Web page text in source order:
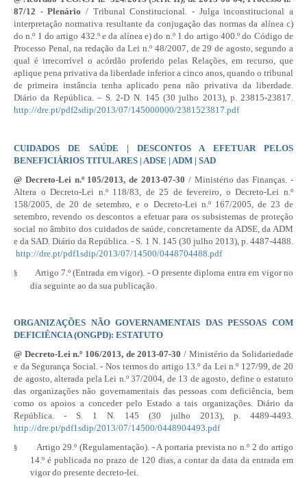
87/12 - Plenário / Tribunal Constitucional. - Julga inconstitucional a
interpretação normativa resultante da conjugação das normas da alínea c)
do n.º 1 do artigo 432.º e da alínea e) do n.º 1 do artigo 400.º do Código de
Processo Penal, na redação daLei n.º 48/2007, de 29 de agosto, segundo a
qual é irrecorrível o acórdão proferido pelas Relações, em recurso, que
aplique pena privativa da liberdade inferior a cinco anos, quando o tribunal
de primeira instância tenha aplicado pena não privativa da liberdade.
Diário da República. – S. 2-D N. 145 (30 julho 2013), p. 23815-23817.
http://dre.pt/pdf2sdip/2013/07/145000000/2381523817.pdf
CUIDADOS DE SAÚDE | DESCONTOS A EFETUAR PELOS
BENEFICIÁRIOS TITULARES | ADSE | ADM | SAD
@ Decreto-Lei n.º 105/2013, de 2013-07-30 / Ministério das Finanças. -
Altera oDecreto-Lei n.º 118/83, de 25 de fevereiro, oDecreto-Lei n.º
158/2005, de 20 de setembro, e o Decreto-Lei n.º 167/2005, de 23 de
setembro, revendo os descontos a efetuar para os subsistemas de proteção
social no âmbito dos cuidados de saúde, concretamente da ADSE, da ADM
e da SAD. Diário da República. - S. 1 N. 145 (30 julho 2013), p. 4487-4488.
http://dre.pt/pdf1sdip/2013/07/14500/0448704488.pdf
§
Artigo 7.º (Entrada em vigor). - O presente diploma entra em vigor no
dia seguinte ao da sua publicação.
ORGANIZAÇÕES NÃO GOVERNAMENTAIS DAS PESSOAS COM
DEFICIÊNCIA (ONGPD): ESTATUTO
@ Decreto-Lei n.º 106/2013, de 2013-07-30 / Ministério da Solidariedade
e da Segurança Social. - Nos termos do artigo 13.º da Lei n.º 127/99, de 20
de agosto, alterada pelaLei n.º 37/2004, de 13 de agosto, define o estatuto
das organizações não governamentais das pessoas com deficiência, bem
como os apoios a conceder pelo Estado a tais organizações. Diário da
República. - S. 1 N. 145 (30 julho 2013), p. 4489-4493.
http://dre.pt/pdf1sdip/2013/07/14500/0448904493.pdf
§
Artigo 29.º (Regulamentação). - A portaria prevista no n.º 2 do artigo
14.º é publicada no prazo de 120 dias, a contar da data da entrada em
vigor do presente decreto-lei.